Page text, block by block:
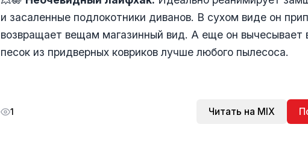
и засаленные подлокотники диванов. В сухом виде он
возвращает вещам магазинный вид. А еще он вычесывает
песок из придверных ковриков лучше любого пылесоса.
1 Читать на MIX